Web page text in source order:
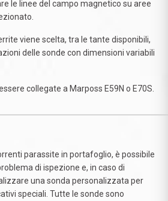
le linee del campo magnetico su aree
viene scelta, tra le tante disponibili,
delle sonde con dimensioni variabili
collegate a Marposs E59N o E70S.
parassite in portafoglio, è possibile
di ispezione e, in caso di
una sonda personalizzata per
speciali. Tutte le sonde sono